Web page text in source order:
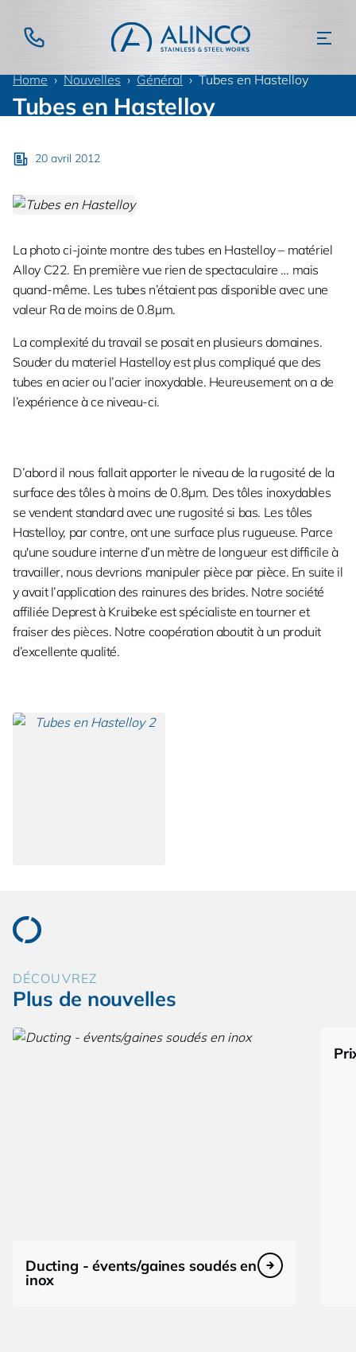
Home Nouvelles Général Tubes en Hastelloy
Tubes en Hastelloy
20 avril 2012
La photo ci-jointe montre des tubes en Hastelloy – matériel
Alloy C22. En première vue rien de spectaculaire … mais
quand-même. Les tubes n’étaient pas disponible avec une
valeur Ra de moins de 0.8µm.
La complexité du travail se posait en plusieurs domaines.
Souder du materiel Hastelloy est plus compliqué que des
tubes en acier ou l’acier inoxydable. Heureusement on a de
l’expérience à ce niveau-ci.
D’abord il nous fallait apporter le niveau de la rugosité de la
surface des tôles à moins de 0.8µm. Des tôles inoxydables
se vendent standard avec une rugosité si bas. Les tôles
Hastelloy, par contre, ont une surface plus rugueuse. Parce
qu'une soudure interne d’un mètre de longueur est difficile à
travailler, nous devrions manipuler pièce par pièce. En suite il
y avait l’application des rainures des brides. Notre société
affiliée Deprest à Kruibeke est spécialiste en tourner et
fraiser des pièces. Notre coopération aboutit à un produit
d’excellente qualité.
DÉCOUVREZ
Plus de nouvelles
Ducting - évents/gaines soudés en
inox